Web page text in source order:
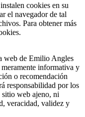
cookies en su
el navegador de tal
Para obtener más
web de Emilio Angles
informativa y
o recomendación
responsabilidad por los
sitio web ajeno, ni
veracidad, validez y